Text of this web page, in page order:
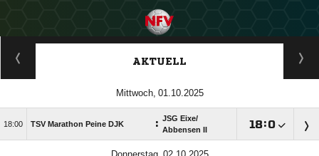
ANZEIGE
AKTUELL
 
 TSV Marathon Peine DJK : JSG Eixe/​
Abbensen II
: